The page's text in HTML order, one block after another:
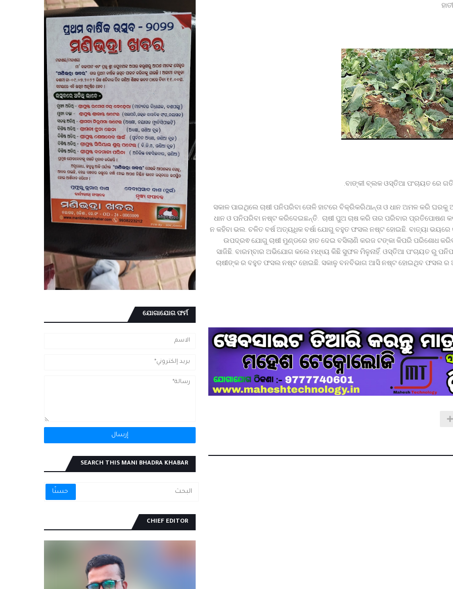
ଆବାସିକ ବିଦ୍ୟାଳୟରେ ହିଂସା! ନଡ଼ିଆ ବାହୁଙ୍ଗା ରେ 20ରୁ ଉର୍ଦ୍ଧ ଛାତ୍ରଙ୍କୁ ମାଡ, ବିଭାଗୀୟ ତଦନ୍ତ ଆରମ୍ଭ l
ସଦର ବ୍ଲକ କାର୍ଯ୍ୟାଳୟଠାରେ ପଞ୍ଚାୟତ ନିର୍ବାହୀ ଅଧିକାରୀଙ୍କ ଉପରେ ହୋଇଥିବା ଦୁର୍ବ୍ୟବହାର ପ୍ରତିବାଦରେ ଗଣ ଧାରଣା।
ବେଲଗୁଣ୍ଠା: ଦ୍ରୁତଗାମୀ ବୋଲେରୋ ଧକ୍କାରେ ୪ ଗାଈ ମୃତ, ଜଗନ୍ନାଥପ୍ରସାଦ ପୋଲିସ ଦ୍ୱାରା ଗାଡ଼ି ଓ ଡ୍ରାଇଭର ଅଟକ ।
ଉପଜିଲ୍ଲାପାଳଙ୍କ ଅଚାନକ ପରିଦର୍ଶନ: ୬ଟି ବଳଦ ସହ ଗାଡ଼ି ଓ ସାର ବୋଝେଇ ଟ୍ରକ ଜବତ।
ସାମ୍ବାଦିକ ଭବନରେ ମେଗା ରକ୍ତଦାନ ଶିବିର, ୯୩ ୟୁନିଟ୍ ସଂଗୃହିତ
ପୂର୍ବତନ ସେନା ଅଧିକାରୀଙ୍କ ନାଁରେ ପୋଲିସର ମିଥ୍ୟା ମାମଲା , ନ୍ୟାୟ ପାଇଁ ଉଚ୍ଚ ନ୍ୟାୟାଳୟଙ୍କ ଦ୍ବାରସ୍ଥ
ରାଷ୍ଟ୍ରପତିଙ୍କୁ ଓଡ଼ିଶାର ହସ୍ତତନ୍ତ ଓ ହସ୍ତଶିଳ୍ପର କଳାକୃତି ଉପହାର ପ୍ରଦାନ କଲେ ରାଜ୍ୟପାଳ*
କୋଲନରା ବ୍ଲକ୍‌ର ରିଭଲକଣା ଏସ୍‌ଏସ୍‌ଡି ଉଚ୍ଚ ବିଦ୍ୟାଳୟ ଛାତ୍ରାବାସରେ ଉଘଟିଥିବା ଘଟଣା ସମ୍ପର୍କରେ ।
ବାଙ୍କୀ ବ୍ଲକ ଓସ୍ତିଆ ପଂଚାୟତ ରେ
ସକାଳ ପାଇଥିଲେ ଚାଷୀ ପନିପରିବା ତୋଳି ହାଟରେ ବିକ୍ରିକରିଥାନ୍ତା ଓ ଧାନ ଅମଳ କରି
ଧାନ ଓ ପନିପରିବା ନଷ୍ଟ କରିଦେଇଛନ୍ତି. ଚାଷୀ ପୁଅ ଚାଷ କରି ତାର ପରିବାର ପ୍ରତିପୋଷଣ
ନ କହିବା ଭଲ. ଚଳିତ ବର୍ଷ ଅତ୍ୟଧିକ ବର୍ଷା ଯୋଗୁ ବହୁତ ଫସଲ ନଷ୍ଟ ହୋଇଛି. ବାତ୍ୟା ଭୟରେ
ଉପଦ୍ରଵ ଯୋଗୁ ଚାଷୀ ମୁଣ୍ଡରେ ହାତ ଦେଇ ବସିଲାଣି କରଜ ଟଙ୍କା କିପରି ପରିଶୋଧ
ସାଜିଛି. ବାରମ୍ବାର ଅଭିଯୋଗ କଲେ ମଧ୍ୟ୍ୟ କିଛି ସୁଫଳ ମିଳୁନାହିଁ. ଓସ୍ତିଆ ପଂଚାୟତ ରୁ
ଚାଷୀଙ୍କ ର ବହୁତ ଫସଲ ନଷ୍ଟ ହୋଇଛି. ସକାଳୁ ବନବିଭାଗ ଆସି ନଷ୍ଟ ହୋଇଥିବ ଫସଲ
ଯୋଗାଯୋଗ ଫର୍ମ
SEARCH THIS MANI BHADRA KHABAR
CHIEF EDITOR